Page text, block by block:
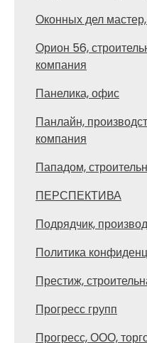
Оконных дел
Орион 56,
компания
Панелика, офис
Панлайн,
компания
Пападом,
ПЕРСПЕКТИВА
Подрядчик,
Политика
Престиж,
Прогресс групп
Прогресс, ООО,